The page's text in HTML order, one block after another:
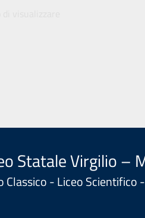
Statale Virgilio –
Classico - Liceo